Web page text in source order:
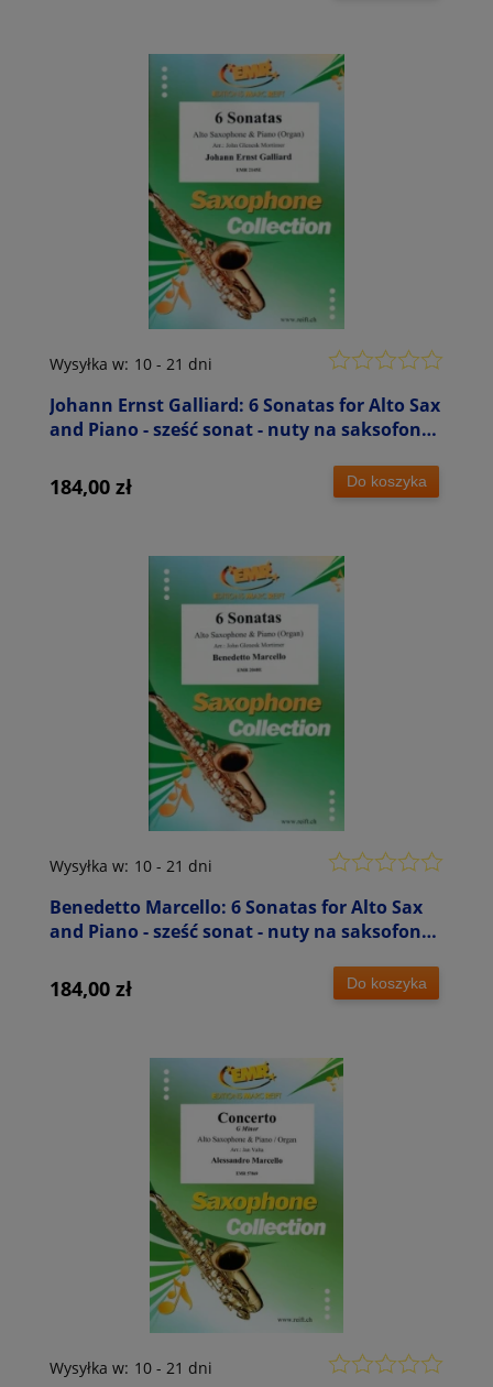
Johann Ernst Galliard: 6 Sonatas for Alto Sax
and Piano - sześć sonat - nuty na saksofon
Wysyłka w: 10 - 21 dni
184,00 zł Do koszyka
Benedetto Marcello: 6 Sonatas for Alto Sax
and Piano - sześć sonat - nuty na saksofon
Wysyłka w: 10 - 21 dni
184,00 zł Do koszyka
Wysyłka w: 10 - 21 dni